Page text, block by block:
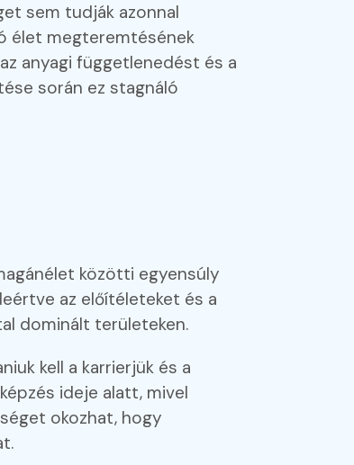
sem tudják azonnal
élet megteremtésének
anyagi függetlenedést és a
során ez stagnáló
közötti egyensúly
az előítéleteket és a
dominált területeken.
kell a karrierjük és a
ideje alatt, mivel
okozhat, hogy